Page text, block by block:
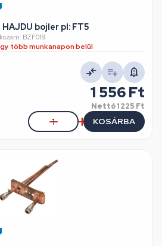
bojler pl: FT5
BZF019
több munkanapon belül
1 556 Ft
Nettó1 225 Ft
KOSÁRBA